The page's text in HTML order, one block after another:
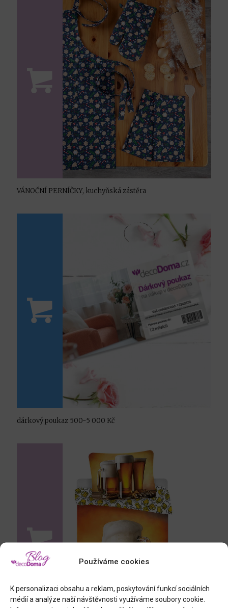
Používáme cookies
K personalizaci obsahu a reklam, poskytování funkcí sociálních
médií a analýze naší návštěvnosti využíváme soubory cookie.
VÁNOČNÍ PERNÍČKY, kuchyňská zástěra
dárkový poukaz 500-5 000 Kč